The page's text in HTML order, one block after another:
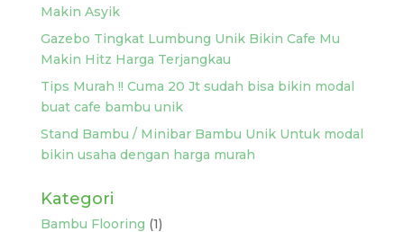
Makin Asyik
Gazebo Tingkat Lumbung Unik Bikin Cafe Mu
Makin Hitz Harga Terjangkau
Tips Murah !! Cuma 20 Jt sudah bisa bikin modal
buat cafe bambu unik
Stand Bambu / Minibar Bambu Unik Untuk modal
bikin usaha dengan harga murah
Kategori
Bambu Flooring (1)